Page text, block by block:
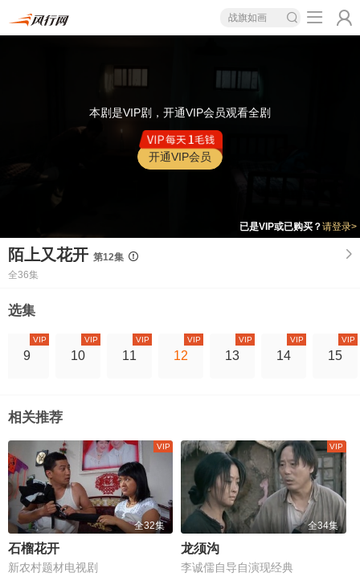
战旗如画
本剧是VIP剧，开通VIP会员观看全剧
开通VIP会员
已是VIP或已购买？请登录>
陌上又花开 第12集
全36集
选集
9
VIP
10
VIP
11
VIP
12
VIP
13
VIP
14
VIP
15
VIP
相关推荐
全32集
石榴花开
新农村题材电视剧
全34集
龙须沟
李诚儒自导自演现经典